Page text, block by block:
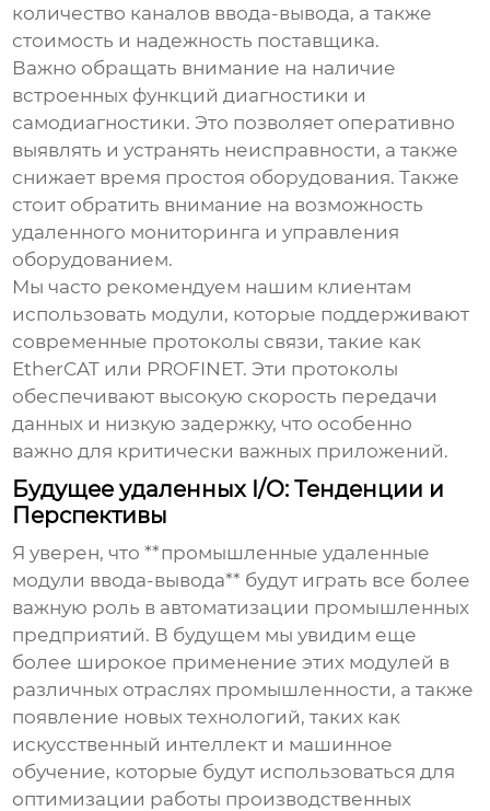
количество каналов ввода-вывода, а также
стоимость и надежность поставщика.
Важно обращать внимание на наличие
встроенных функций диагностики и
самодиагностики. Это позволяет оперативно
выявлять и устранять неисправности, а также
снижает время простоя оборудования. Также
стоит обратить внимание на возможность
удаленного мониторинга и управления
оборудованием.
Мы часто рекомендуем нашим клиентам
использовать модули, которые поддерживают
современные протоколы связи, такие как
EtherCAT или PROFINET. Эти протоколы
обеспечивают высокую скорость передачи
данных и низкую задержку, что особенно
важно для критически важных приложений.
Будущее удаленных I/O: Тенденции и
Перспективы
Я уверен, что **промышленные удаленные
модули ввода-вывода** будут играть все более
важную роль в автоматизации промышленных
предприятий. В будущем мы увидим еще
более широкое применение этих модулей в
различных отраслях промышленности, а также
появление новых технологий, таких как
искусственный интеллект и машинное
обучение, которые будут использоваться для
оптимизации работы производственных